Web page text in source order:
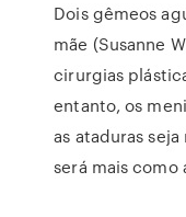
Dois gêmeos
mãe (Susanne
cirurgias
entanto, os
as ataduras
será mais como